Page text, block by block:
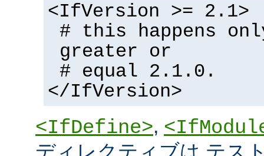
<IfVersion >= 2.1>
# this happens
greater or
# equal 2.1.0.
</IfVersion>
<IfDefine>,
ディレクティブは テス